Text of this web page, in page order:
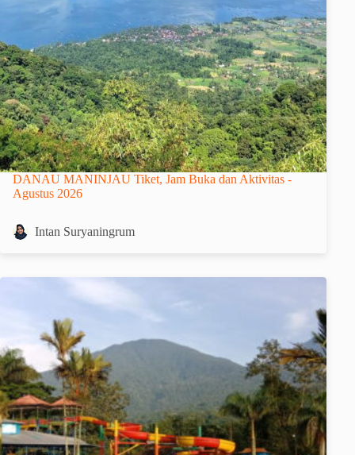
DANAU MANINJAU Tiket, Jam Buka dan Aktivitas -
Agustus 2026
Intan Suryaningrum